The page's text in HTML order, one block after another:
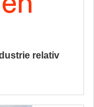
relativ